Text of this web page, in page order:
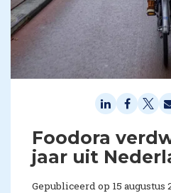
Foodora
jaar uit
Gepubliceerd op 15 augustus